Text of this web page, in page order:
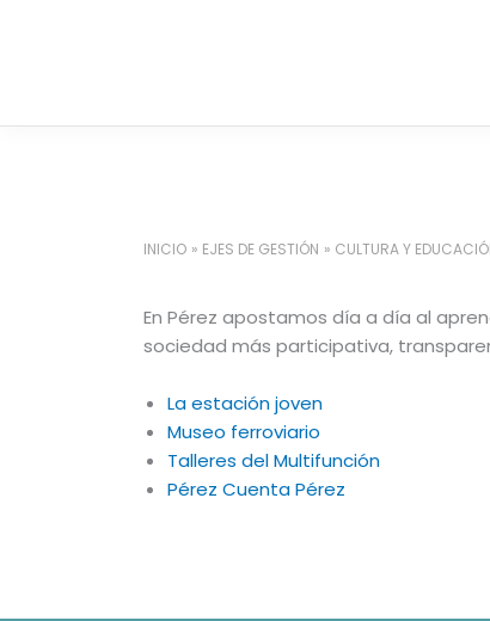
INICIO EJES DE GESTIÓN CULTURA Y
En Pérez apostamos día a día al
sociedad más participativa,
La estación joven
Museo ferroviario
Talleres del Multifunción
Pérez Cuenta Pérez